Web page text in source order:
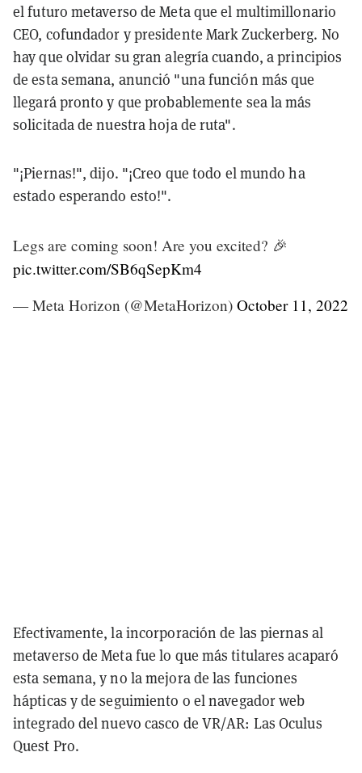
el futuro metaverso de Meta que el multimillonario
CEO, cofundador y presidente Mark Zuckerberg. No
hay que olvidar su gran alegría cuando, a principios
de esta semana, anunció "una función más que
llegará pronto y que probablemente sea la más
solicitada de nuestra hoja de ruta".
"¡Piernas!", dijo. "¡Creo que todo el mundo ha
estado esperando esto!".
Legs are coming soon! Are you excited? 🎉
pic.twitter.com/SB6qSepKm4
— Meta Horizon (@MetaHorizon) October 11, 2022
Efectivamente, la incorporación de las piernas al
metaverso de Meta fue lo que más titulares acaparó
esta semana, y no la mejora de las funciones
hápticas y de seguimiento o el navegador web
integrado del nuevo casco de VR/AR: Las Oculus
Quest Pro.